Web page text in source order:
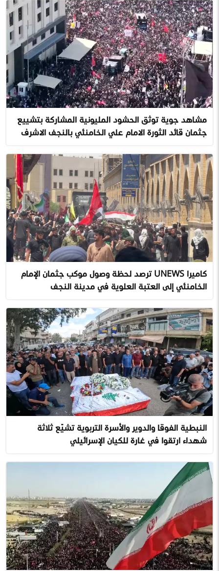
مشاهد جوية توثق الحشود المليونية المشاركة بتشييع
جثمان قائد الثورة الامام علي الخامنئي بالنجف الاشرف
كاميرا UNEWS ترصد لحظة وصول موكب جثمان الإمام
الخامنئي إلى العتبة العلوية في مدينة النجف
النبطية الفوقا والدوير والأسرة التربوية تشيّع ثلاثة
شهداء ارتقوا في غارة للكيان الإسرائيلي